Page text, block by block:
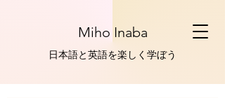
Miho Inaba
​日本語と英語を楽しく学ぼう